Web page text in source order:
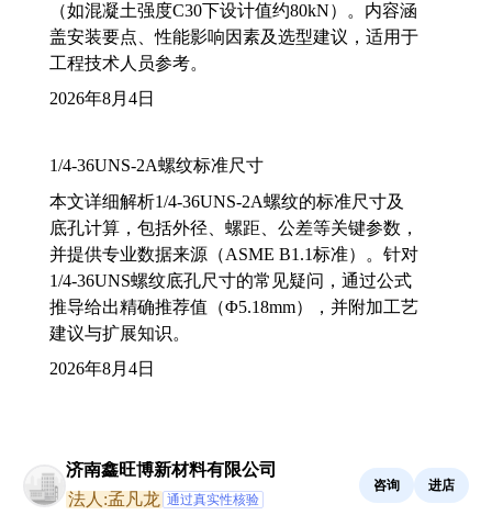
（如混凝土强度C30下设计值约80kN）。内容涵
盖安装要点、性能影响因素及选型建议，适用于
工程技术人员参考。
2026年8月4日
1/4-36UNS-2A螺纹标准尺寸
本文详细解析1/4-36UNS-2A螺纹的标准尺寸及
底孔计算，包括外径、螺距、公差等关键参数，
并提供专业数据来源（ASME B1.1标准）。针对
1/4-36UNS螺纹底孔尺寸的常见疑问，通过公式
推导给出精确推荐值（Φ5.18mm），并附加工艺
建议与扩展知识。
2026年8月4日
济南鑫旺博新材料有限公司
法人:孟凡龙 通过真实性核验
咨询 进店